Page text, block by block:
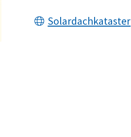
Solardachkataster